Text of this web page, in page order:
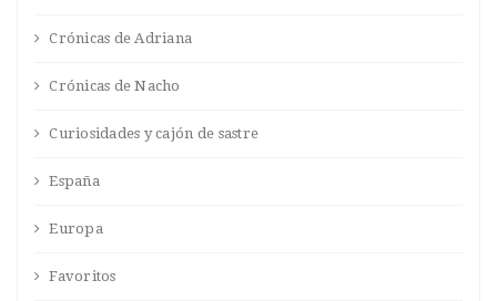
Crónicas de Adriana
Crónicas de Nacho
Curiosidades y cajón de sastre
España
Europa
Favoritos